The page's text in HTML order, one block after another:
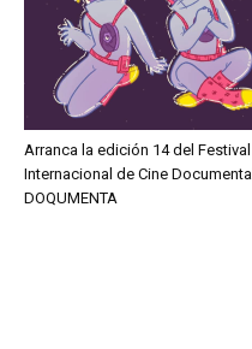
Arranca la edición 14 del Festival
Internacional de Cine Documental
DOQUMENTA